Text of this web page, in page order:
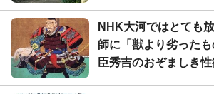
NHK大河ではとても
師に「獣より劣った
臣秀吉のおぞましき